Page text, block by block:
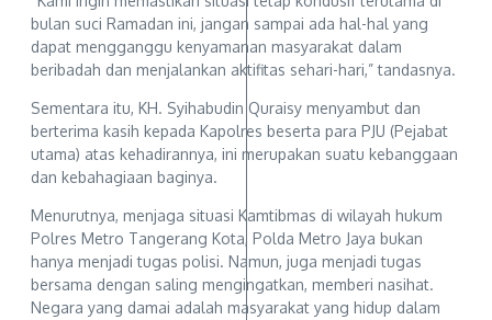
bulan suci Ramadan ini, jangan sampai ada hal-hal yang
dapat mengganggu kenyamanan masyarakat dalam
beribadah dan menjalankan aktifitas sehari-hari,” tandasnya.
Sementara itu, KH. Syihabudin Quraisy menyambut dan
berterima kasih kepada Kapolres beserta para PJU (Pejabat
utama) atas kehadirannya, ini merupakan suatu kebanggaan
dan kebahagiaan baginya.
Menurutnya, menjaga situasi Kamtibmas di wilayah hukum
Polres Metro Tangerang Kota, Polda Metro Jaya bukan
hanya menjadi tugas polisi. Namun, juga menjadi tugas
bersama dengan saling mengingatkan, memberi nasihat.
Negara yang damai adalah masyarakat yang hidup dalam